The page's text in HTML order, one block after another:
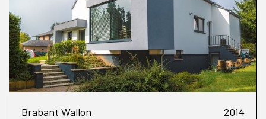
Brabant Wallon 2014